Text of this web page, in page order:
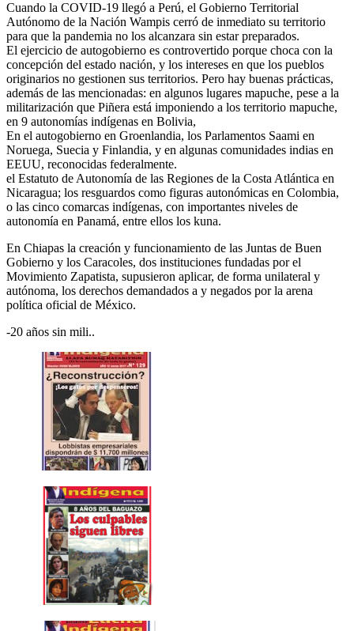
Cuando la COVID-19 llegó a Perú, el Gobierno Territorial
Autónomo de la Nación Wampis cerró de inmediato su territorio
para que la pandemia no los alcanzara sin estar preparados.
El ejercicio de autogobierno es controvertido porque choca con la
concepción del estado nación, y los intereses en que los pueblos
originarios no gestionen sus territorios. Pero hay buenas prácticas,
además de las mencionadas: en algunos lugares mapuche, pese a la
militarización que Piñera está imponiendo a los territorio mapuche,
en 9 autonomías indígenas en Bolivia,
En el autogobierno en Groenlandia, los Parlamentos Saami en
Noruega, Suecia y Finlandia, y en algunas comunidades indias en
EEUU, reconocidas federalmente.
el Estatuto de Autonomía de las Regiones de la Costa Atlántica en
Nicaragua; los resguardos como figuras autonómicas en Colombia,
o las cinco comarcas indígenas, con importantes niveles de
autonomía en Panamá, entre ellos los kuna.
En Chiapas la creación y funcionamiento de las Juntas de Buen
Gobierno y los Caracoles, dos instituciones fundadas por el
Movimiento Zapatista, supusieron aplicar, de forma unilateral y
autónoma, los derechos demandados a y negados por la arena
política oficial de México.
-20 años sin mili..